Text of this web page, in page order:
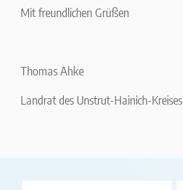
Mit freundlichen Grüßen
Thomas Ahke
Landrat des Unstrut-Hainich-Kreises